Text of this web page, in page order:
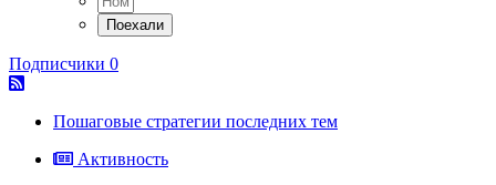
Подписчики 0
Пошаговые стратегии последних тем
Активность